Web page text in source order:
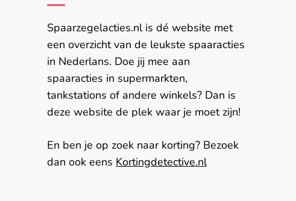
Spaarzegelacties.nl is dé website met
een overzicht van de leukste spaaracties
in Nederlans. Doe jij mee aan
spaaracties in supermarkten,
tankstations of andere winkels? Dan is
deze website de plek waar je moet zijn!
En ben je op zoek naar korting? Bezoek
dan ook eens Kortingdetective.nl